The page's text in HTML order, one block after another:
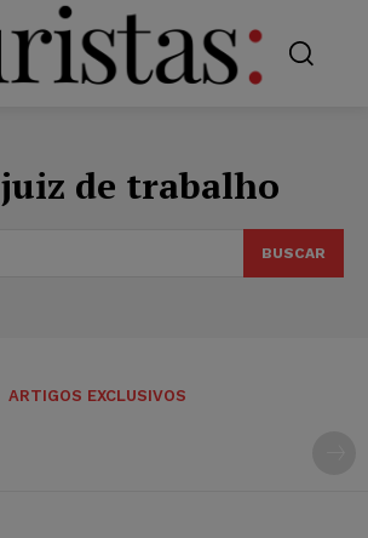
juiz de trabalho
BUSCAR
ARTIGOS EXCLUSIVOS